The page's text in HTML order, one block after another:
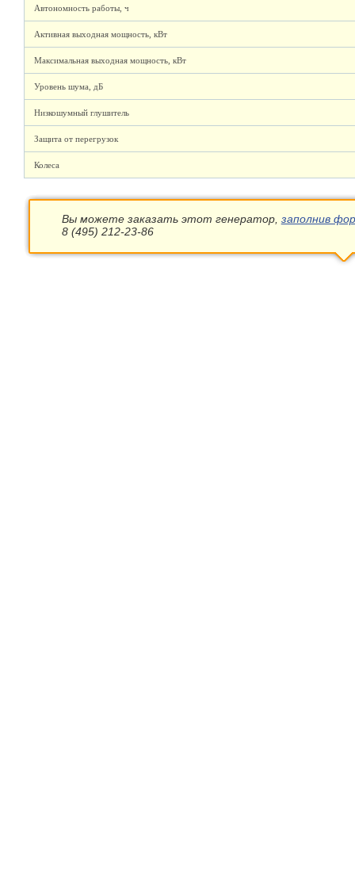
Автономность работы, ч
Активная выходная мощность, кВт
Максимальная выходная мощность, кВт
Уровень шума, дБ
Низкошумный глушитель
Защита от перегрузок
Колеса
Вы можете заказать этот генератор, заполнив
8 (495) 212-23-86